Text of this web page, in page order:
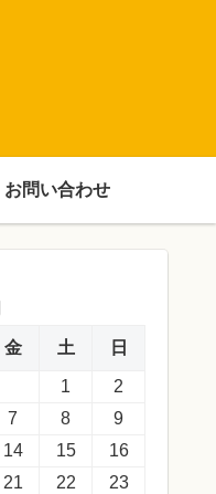
お問い合わせ
金 土 日
1
2
7 8
9
14 15
16
21 22
23